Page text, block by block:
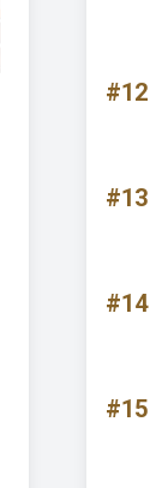
#12
#13
#14
#15